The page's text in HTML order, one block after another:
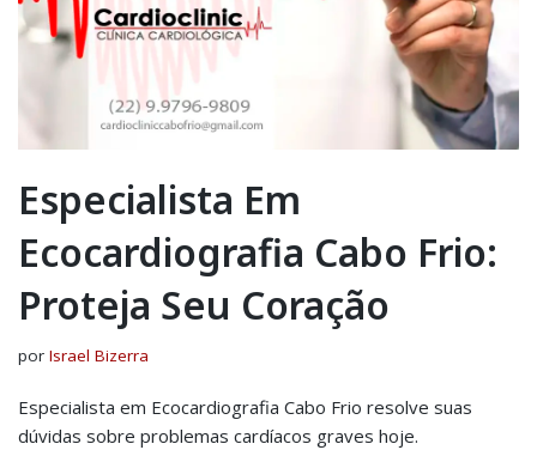
Especialista Em
Ecocardiografia Cabo Frio:
Proteja Seu Coração
por Israel Bizerra
Especialista em Ecocardiografia Cabo Frio resolve suas
dúvidas sobre problemas cardíacos graves hoje.